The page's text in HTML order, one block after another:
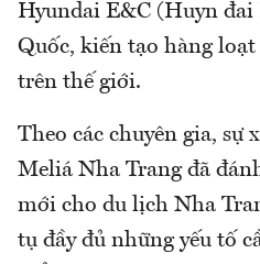
Hyundai E&C (Huyn đai
Quốc, kiến tạo hàng
trên thế giới.
Theo các chuyên gia, sự
Meliá Nha Trang đã
mới cho du lịch Nha
tụ đầy đủ những yếu tố